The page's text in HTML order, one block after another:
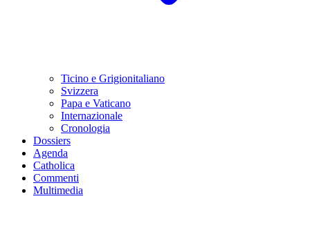
Ticino e Grigionitaliano
Svizzera
Papa e Vaticano
Internazionale
Cronologia
Dossiers
Agenda
Catholica
Commenti
Multimedia